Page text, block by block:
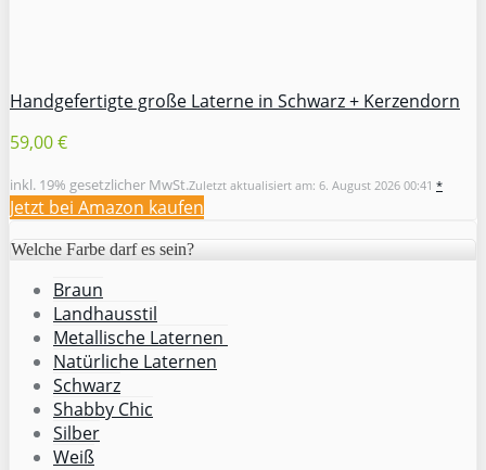
Handgefertigte große Laterne in Schwarz + Kerzendorn
59,00 €
inkl. 19% gesetzlicher MwSt.Zuletzt aktualisiert am: 6. August 2026 00:41 *
Jetzt bei Amazon kaufen
Welche Farbe darf es sein?
Braun
Landhausstil
Metallische Laternen
Natürliche Laternen
Schwarz
Shabby Chic
Silber
Weiß